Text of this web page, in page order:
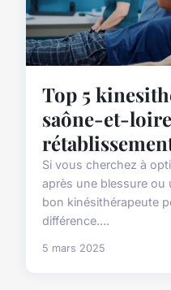
Top 5
saône-et-
Si vous cherchez à
après une blessure ou
bon kinésithérapeute
différence....
5 mars 2025